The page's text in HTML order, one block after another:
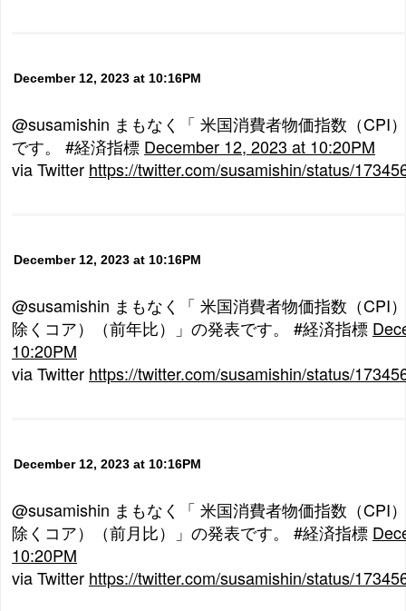
December 12, 2023 at 10:16PM
@susamishin まもなく「 米国消費者物価指数（CPI
です。 #経済指標 December 12, 2023 at 10:20PM
via Twitter https://twitter.com/susamishin/status/
December 12, 2023 at 10:16PM
@susamishin まもなく「 米国消費者物価指数（CPI
除くコア）（前年比）」の発表です。 #経済指標
10:20PM
via Twitter https://twitter.com/susamishin/status/
December 12, 2023 at 10:16PM
@susamishin まもなく「 米国消費者物価指数（CPI
除くコア）（前月比）」の発表です。 #経済指標
10:20PM
via Twitter https://twitter.com/susamishin/status/